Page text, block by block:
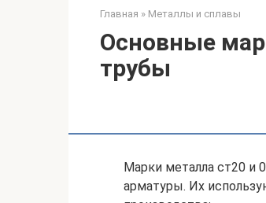
Главная » Металлы и сплавы
Основные
трубы
Марки металла ст20 и
арматуры. Их